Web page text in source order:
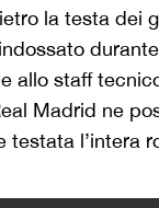
la testa dei
allo staff
Madrid ne
testata l’intera